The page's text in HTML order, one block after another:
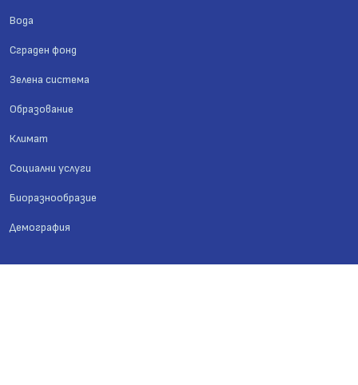
Вода
Сграден фонд
Зелена система
Образование
Климат
Социални услуги
Биоразнообразие
Демография